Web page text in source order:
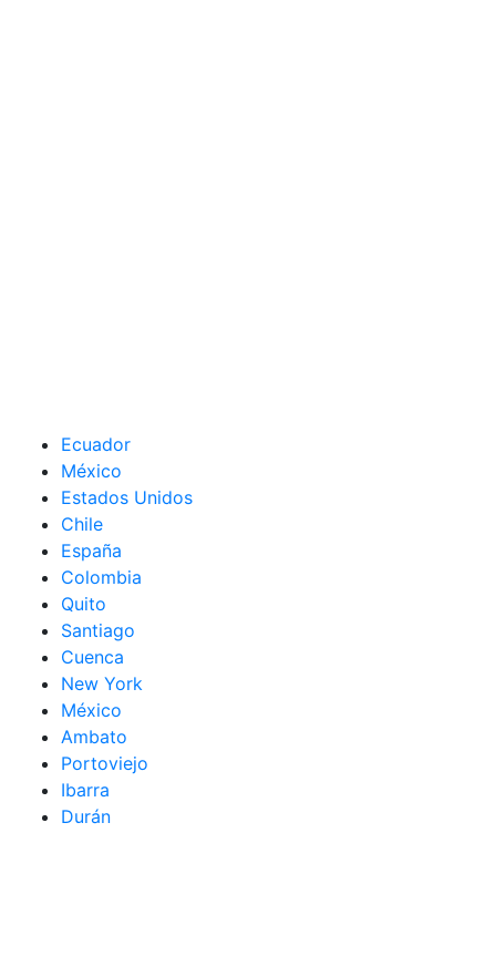
Ecuador
México
Estados Unidos
Chile
España
Colombia
Quito
Santiago
Cuenca
New York
México
Ambato
Portoviejo
Ibarra
Durán